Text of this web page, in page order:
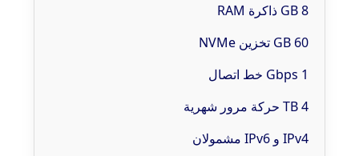
8 GB ذاكرة RAM
60 GB تخزين NVMe
1 Gbps خط اتصال
4 TB حركة مرور شهرية
IPv4 و IPv6 مشمولان